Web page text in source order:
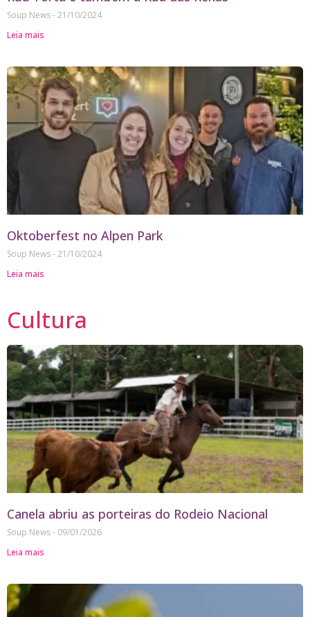
Soup News 21/10/2024
Leia mais
Oktoberfest no Alpen Park
Soup News 21/10/2024
Leia mais
Cultura
Canela abriu as porteiras do Rodeio Nacional
Soup News
09/01/2026
Leia mais